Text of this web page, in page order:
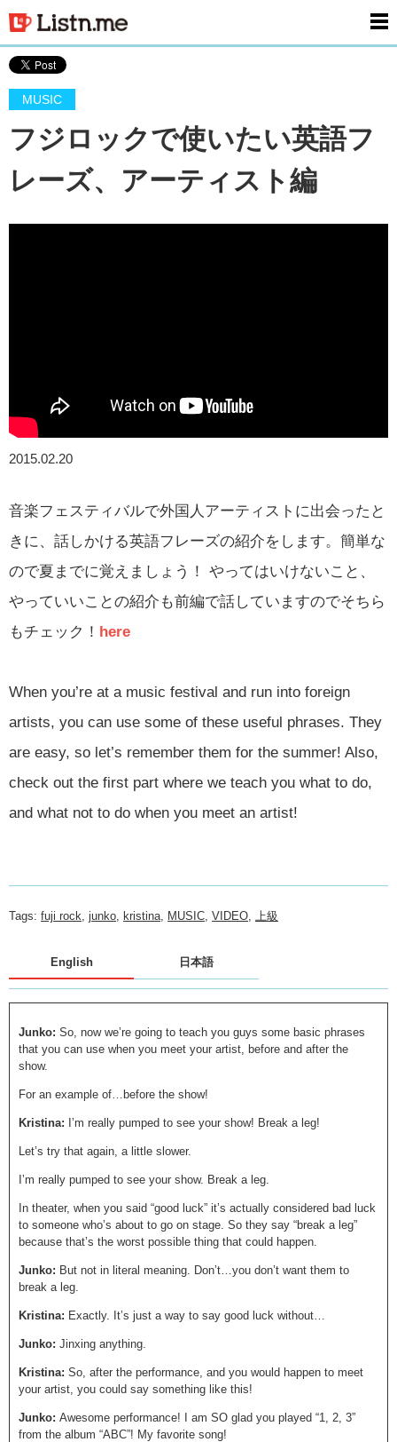
MUSIC
フジロックで使いたい英語フ
レーズ、アーティスト編
2015.02.20
音楽フェスティバルで外国人アーティストに出会ったと
きに、話しかける英語フレーズの紹介をします。簡単な
ので夏までに覚えましょう！ やってはいけないこと、
やっていいことの紹介も前編で話していますのでそちら
もチェック！ here
When you’re at a music festival and run into foreign
artists, you can use some of these useful phrases. They
are easy, so let’s remember them for the summer! Also,
check out the first part where we teach you what to do,
and what not to do when you meet an artist!
Tags: fuji rock, junko, kristina, MUSIC, VIDEO, 上級
English 日本語
Junko: So, now we’re going to teach you guys some basic phrases
that you can use when you meet your artist, before and after the
show.
For an example of…before the show!
Kristina: I’m really pumped to see your show! Break a leg!
Let’s try that again, a little slower.
I’m really pumped to see your show. Break a leg.
In theater, when you said “good luck” it’s actually considered bad luck
to someone who’s about to go on stage. So they say “break a leg”
because that’s the worst possible thing that could happen.
Junko: But not in literal meaning. Don’t…you don’t want them to
break a leg.
Kristina: Exactly. It’s just a way to say good luck without…
Junko: Jinxing anything.
Kristina: So, after the performance, and you would happen to meet
your artist, you could say something like this!
Junko: Awesome performance! I am SO glad you played “1, 2, 3”
from the album “ABC”! My favorite song!